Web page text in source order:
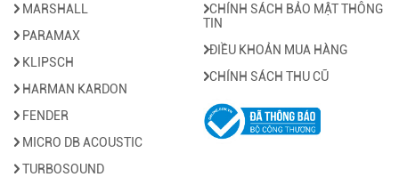
MARSHALL
PARAMAX
KLIPSCH
HARMAN KARDON
FENDER
MICRO DB ACOUSTIC
TURBOSOUND
CHÍNH SÁCH BẢO MẬT THÔNG
TIN
ĐIỀU KHOẢN MUA HÀNG
CHÍNH SÁCH THU CŨ